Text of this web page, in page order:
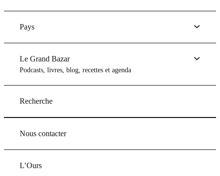
Pays
Le Grand Bazar
Podcasts, livres, blog, recettes et agenda
Recherche
Nous contacter
L’Ours